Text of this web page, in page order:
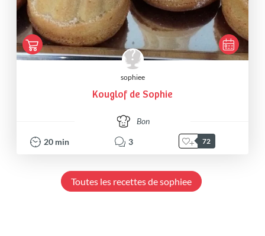
sophiee
Kouglof de Sophie
Bon
20 min 3 72
Toutes les recettes de sophiee